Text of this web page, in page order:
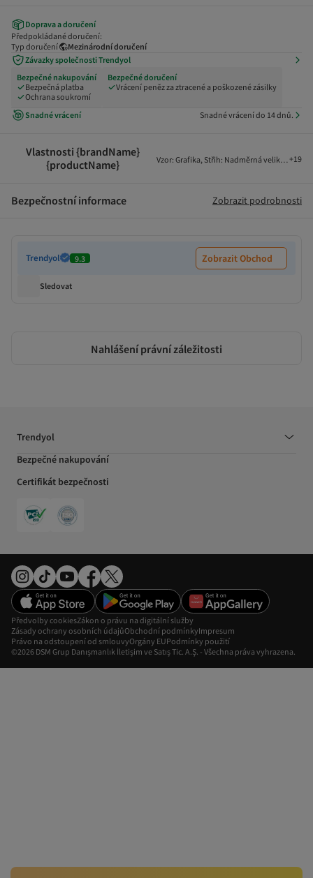
Doprava a doručení
Předpokládané doručení:
Typ doručení
Mezinárodní doručení
Závazky společnosti Trendyol
Bezpečné nakupování
Bezpečná platba
Ochrana soukromí
Bezpečné doručení
Vrácení peněz za ztracené a poškozené zásilky
Snadné vrácení Snadné vrácení do 14 dnů.
Vlastnosti {brandName}
{productName}
Vzor: Grafika, Střih: Nadměrná velikost,
+19
Bezpečnostní informace Zobrazit podrobnosti
Trendyol 9.3 Zobrazit Obchod
Sledovat
Nahlášení právní záležitosti
Trendyol
Bezpečné nakupování
Certifikát bezpečnosti
©2026 DSM Grup Danışmanlık İletişim ve Satış Tic. A.Ş. - Všechna práva vyhrazena.
Předvolby cookiesZákon o právu na digitální služby
Zásady ochrany osobních údajůObchodní podmínkyImpresum
Právo na odstoupení od smlouvyOrgány EUPodmínky použití